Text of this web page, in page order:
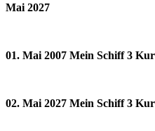
Mai 2027
01. Mai 2007 Mein Schiff 3
02. Mai 2027 Mein Schiff 3